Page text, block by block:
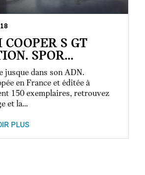
S GT
SPOR...
jusque dans son ADN.
en France et éditée à
150 exemplaires, retrouvez
et la…
PLUS